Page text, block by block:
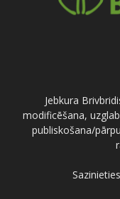
Jebkura
modificēšana,
publiskošana/